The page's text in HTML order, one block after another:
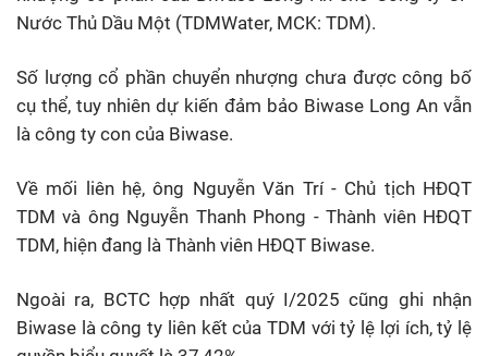
Nước Thủ Dầu Một (TDMWater, MCK: TDM).
Số lượng cổ phần chuyển nhượng chưa được công bố
cụ thể, tuy nhiên dự kiến đảm bảo Biwase Long An vẫn
là công ty con của Biwase.
Về mối liên hệ, ông Nguyễn Văn Trí - Chủ tịch HĐQT
TDM và ông Nguyễn Thanh Phong - Thành viên HĐQT
TDM, hiện đang là Thành viên HĐQT Biwase.
Ngoài ra, BCTC hợp nhất quý I/2025 cũng ghi nhận
Biwase là công ty liên kết của TDM với tỷ lệ lợi ích, tỷ lệ